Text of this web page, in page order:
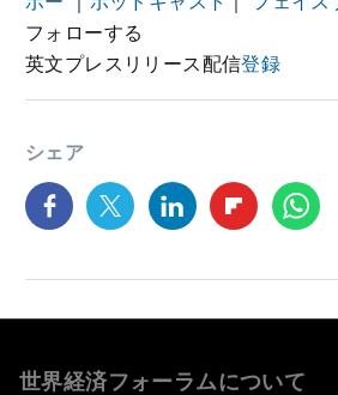
フォローする
英文プレスリリース配信登録
シェア
世界経済フォーラムについて